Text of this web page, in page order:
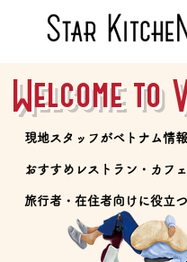
Welcome to
現地スタッフがベトナム情
おすすめレストラン・カフ
旅行者・在住者向けに役立